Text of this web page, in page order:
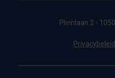
Pleinlaan 2 -
Privacybeleid